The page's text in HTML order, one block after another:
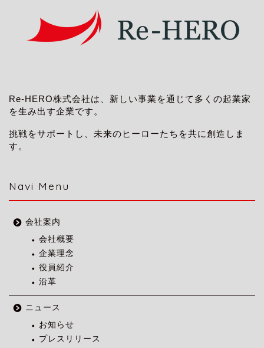
Re-HERO株式会社は、新しい事業を通じて多くの起業家
を生み出す企業です。
挑戦をサポートし、未来のヒーローたちを共に創造しま
す。
Navi Menu
会社案内
会社概要
企業理念
役員紹介
沿革
ニュース
お知らせ
プレスリリース